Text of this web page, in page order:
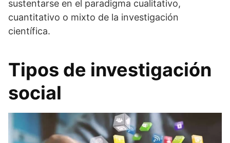
sustentarse en el paradigma cualitativo,
cuantitativo o mixto de la investigación
científica.
Tipos de investigación
social